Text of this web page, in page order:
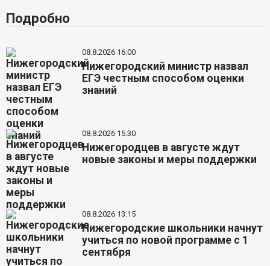
Подробно
08.8.2026 16:00
Нижегородский министр назвал
ЕГЭ честным способом оценки
знаний
08.8.2026 15:30
Нижегородцев в августе ждут
новые законы и меры поддержки
08.8.2026 13:15
Нижегородские школьники начнут
учиться по новой программе с 1
сентября